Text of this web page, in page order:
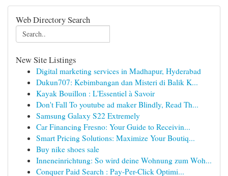
Web Directory Search
New Site Listings
Digital marketing services in Madhapur, Hyderabad
Dukun707: Kebimbangan dan Misteri di Balik K...
Kayak Bouillon : L'Essentiel à Savoir
Don't Fall To youtube ad maker Blindly, Read Th...
Samsung Galaxy S22 Extremely
Car Financing Fresno: Your Guide to Receivin...
Smart Pricing Solutions: Maximize Your Boutiq...
Buy nike shoes sale
Inneneinrichtung: So wird deine Wohnung zum Woh...
Conquer Paid Search : Pay-Per-Click Optimi...